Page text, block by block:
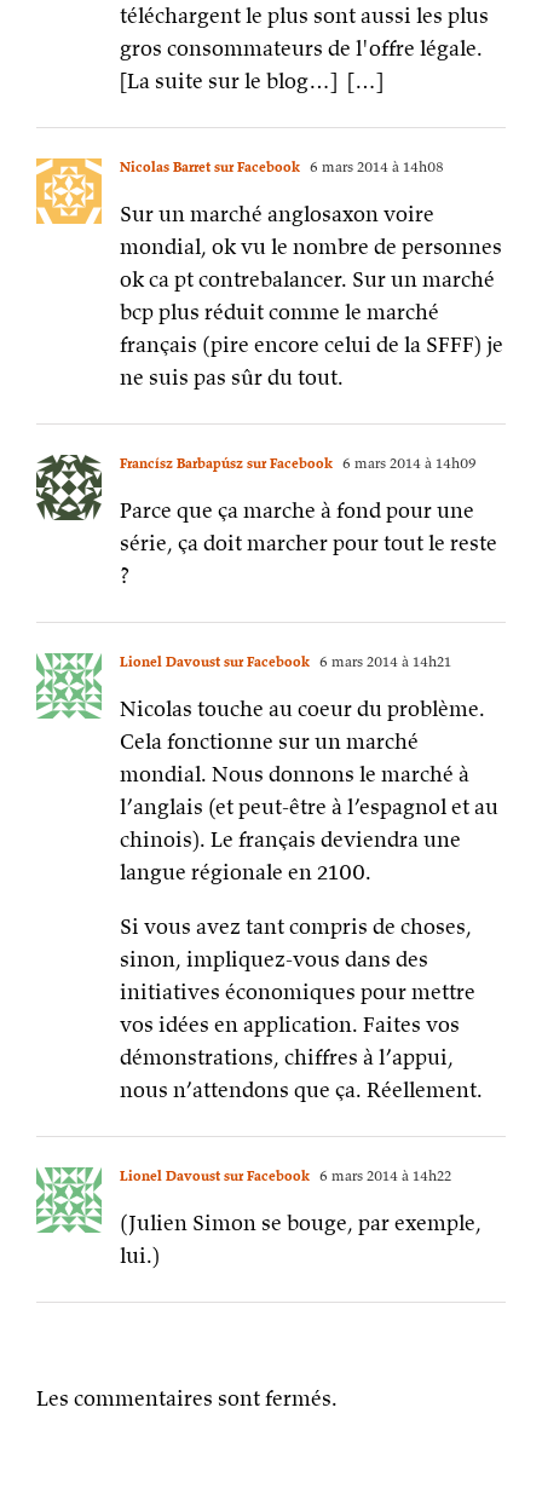
téléchargent le plus sont aussi les plus
gros consommateurs de l'offre légale.
[La suite sur le blog…] […]
Nicolas Barret sur Facebook 6 mars 2014 à 14h08
Sur un marché anglosaxon voire
mondial, ok vu le nombre de personnes
ok ca pt contrebalancer. Sur un marché
bcp plus réduit comme le marché
français (pire encore celui de la SFFF) je
ne suis pas sûr du tout.
Francísz Barbapúsz sur Facebook 6 mars 2014 à 14h09
Parce que ça marche à fond pour une
série, ça doit marcher pour tout le reste
?
Lionel Davoust sur Facebook 6 mars 2014 à 14h21
Nicolas touche au coeur du problème.
Cela fonctionne sur un marché
mondial. Nous donnons le marché à
l’anglais (et peut-être à l’espagnol et au
chinois). Le français deviendra une
langue régionale en 2100.
Si vous avez tant compris de choses,
sinon, impliquez-vous dans des
initiatives économiques pour mettre
vos idées en application. Faites vos
démonstrations, chiffres à l’appui,
nous n’attendons que ça. Réellement.
Lionel Davoust sur Facebook 6 mars 2014 à 14h22
(Julien Simon se bouge, par exemple,
lui.)
Les commentaires sont fermés.